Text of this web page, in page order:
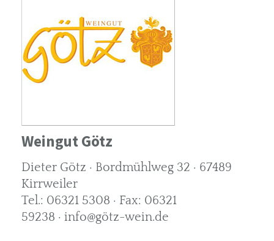
Weingut Götz
Dieter Götz · Bordmühlweg 32 · 67489
Kirrweiler
Tel.: 06321 5308 · Fax: 06321
59238 · info@götz-wein.de